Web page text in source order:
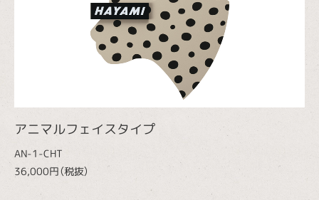
アニマルフェイスタイプ
AN-1-CHT
36,000円（税抜）